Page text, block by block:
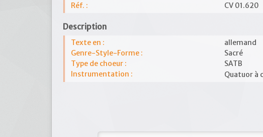
Réf. :
CV 01.620
Description
Texte en :
allemand
Genre-Style-Forme :
Sacré
Type de choeur :
SATB
Instrumentation :
Quatuor à